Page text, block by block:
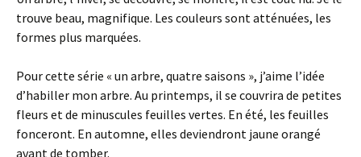
trouve beau, magnifique. Les couleurs sont atténuées, les
formes plus marquées.
Pour cette série « un arbre, quatre saisons », j’aime l’idée
d’habiller mon arbre. Au printemps, il se couvrira de petites
fleurs et de minuscules feuilles vertes. En été, les feuilles
fonceront. En automne, elles deviendront jaune orangé
avant de tomber.